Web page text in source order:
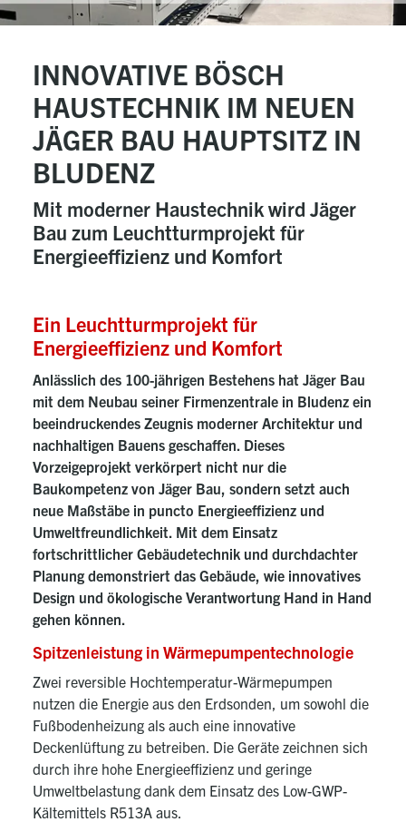
INNOVATIVE BÖSCH
HAUSTECHNIK IM NEUEN
JÄGER BAU HAUPTSITZ IN
BLUDENZ
Mit moderner Haustechnik wird Jäger
Bau zum Leuchtturmprojekt für
Energieeffizienz und Komfort
Ein Leuchtturmprojekt für
Energieeffizienz und Komfort
Anlässlich des 100-jährigen Bestehens hat Jäger Bau
mit dem Neubau seiner Firmenzentrale in Bludenz ein
beeindruckendes Zeugnis moderner Architektur und
nachhaltigen Bauens geschaffen. Dieses
Vorzeigeprojekt verkörpert nicht nur die
Baukompetenz von Jäger Bau, sondern setzt auch
neue Maßstäbe in puncto Energieeffizienz und
Umweltfreundlichkeit. Mit dem Einsatz
fortschrittlicher Gebäudetechnik und durchdachter
Planung demonstriert das Gebäude, wie innovatives
Design und ökologische Verantwortung Hand in Hand
gehen können.
Spitzenleistung in Wärmepumpentechnologie
Zwei reversible Hochtemperatur-Wärmepumpen
nutzen die Energie aus den Erdsonden, um sowohl die
Fußbodenheizung als auch eine innovative
Deckenlüftung zu betreiben. Die Geräte zeichnen sich
durch ihre hohe Energieeffizienz und geringe
Umweltbelastung dank dem Einsatz des Low-GWP-
Kältemittels R513A aus.